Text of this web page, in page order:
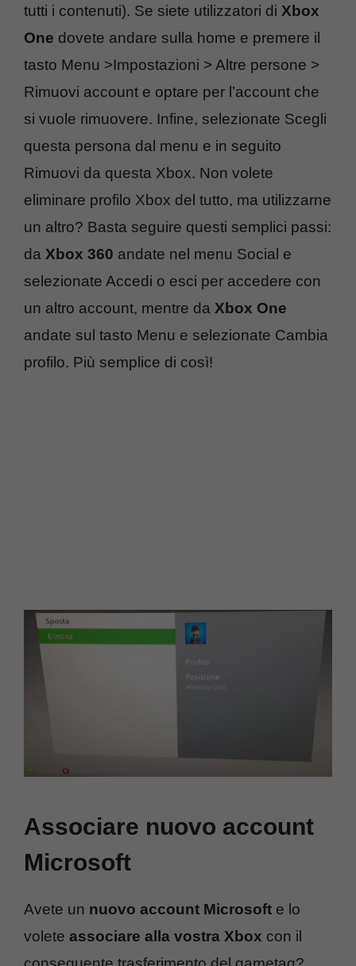
tutti i contenuti). Se siete utilizzatori di Xbox
One dovete andare sulla home e premere il
tasto Menu >Impostazioni > Altre persone >
Rimuovi account e optare per l’account che
si vuole rimuovere. Infine, selezionate Scegli
questa persona dal menu e in seguito
Rimuovi da questa Xbox. Non volete
eliminare profilo Xbox del tutto, ma utilizzarne
un altro? Basta seguire questi semplici passi:
da Xbox 360 andate nel menu Social e
selezionate Accedi o esci per accedere con
un altro account, mentre da Xbox One
andate sul tasto Menu e selezionate Cambia
profilo. Più semplice di così!
Associare nuovo account
Microsoft
Avete un nuovo account Microsoft e lo
volete associare alla vostra Xbox con il